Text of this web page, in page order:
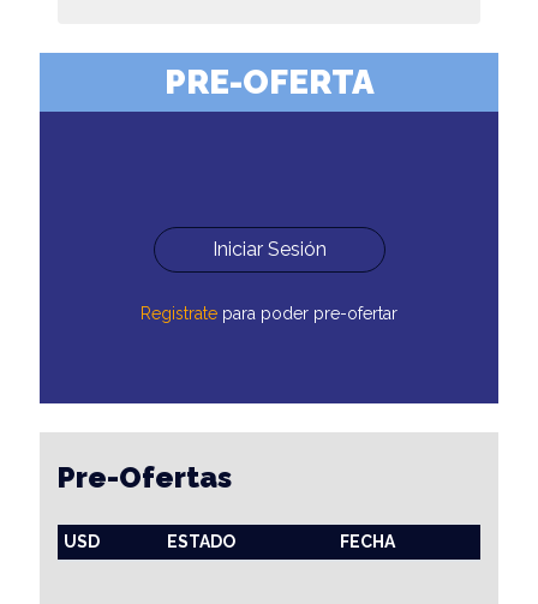
PRE-OFERTA
Iniciar Sesión
Registrate para poder pre-ofertar
Pre-Ofertas
USD ESTADO FECHA